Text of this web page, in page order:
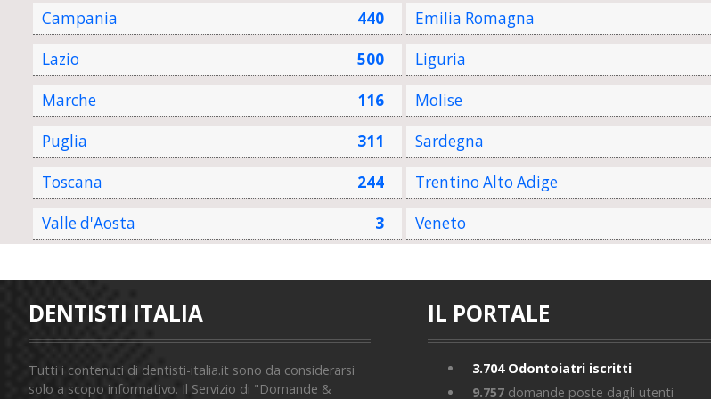
Campania
440 Emilia Romagna
Lazio
500 Liguria
Marche
116 Molise
Puglia
311 Sardegna
Toscana
244 Trentino Alto Adige
Valle d'Aosta
3 Veneto
DENTISTI ITALIA
Tutti i contenuti di dentisti-italia.it sono da considerarsi
solo a scopo informativo. Il Servizio di "Domande &
IL PORTALE
3.704Odontoiatri iscritti
9.757 domande poste dagli utenti